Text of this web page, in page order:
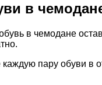
в
в чемодане
пару обуви в